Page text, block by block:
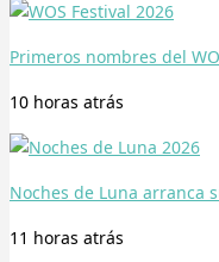
Primeros nombres del
10 horas atrás
Noches de Luna arranca
11 horas atrás